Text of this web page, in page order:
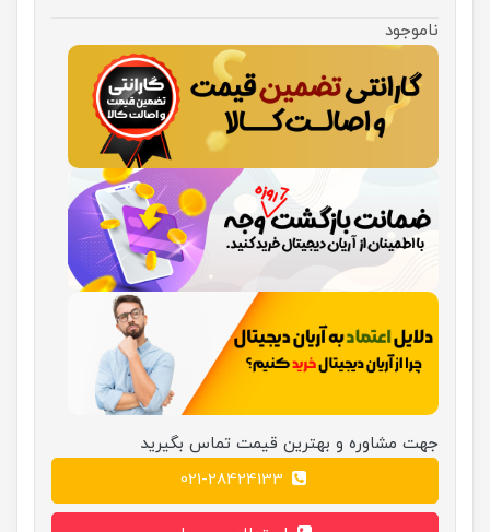
ناموجود
جهت مشاوره و بهترین قیمت تماس بگیرید